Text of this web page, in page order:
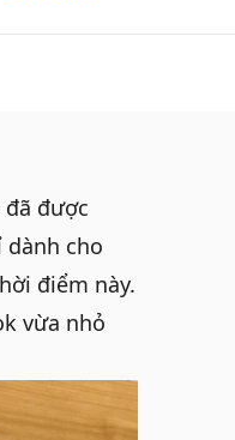
được
dành cho
điểm này.
vừa nhỏ